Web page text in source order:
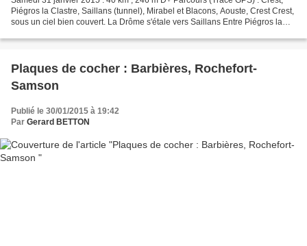
Piégros la Clastre, Saillans (tunnel), Mirabel et Blacons, Aouste, Crest Crest,
sous un ciel bien couvert. La Drôme s'étale vers Saillans Entre Piégros la
Plaques de cocher : Barbières, Rochefort-
Samson
Publié le 30/01/2015 à 19:42
Par Gerard BETTON